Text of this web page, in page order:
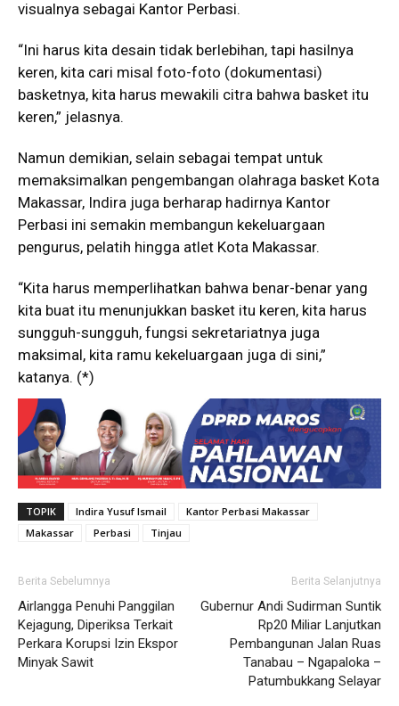
visualnya sebagai Kantor Perbasi.
“Ini harus kita desain tidak berlebihan, tapi hasilnya
keren, kita cari misal foto-foto (dokumentasi)
basketnya, kita harus mewakili citra bahwa basket itu
keren,” jelasnya.
Namun demikian, selain sebagai tempat untuk
memaksimalkan pengembangan olahraga basket Kota
Makassar, Indira juga berharap hadirnya Kantor
Perbasi ini semakin membangun kekeluargaan
pengurus, pelatih hingga atlet Kota Makassar.
“Kita harus memperlihatkan bahwa benar-benar yang
kita buat itu menunjukkan basket itu keren, kita harus
sungguh-sungguh, fungsi sekretariatnya juga
maksimal, kita ramu kekeluargaan juga di sini,”
katanya. (*)
TOPIK Indira Yusuf Ismail
Kantor Perbasi Makassar
Makassar
Perbasi Tinjau
Berita Sebelumnya
Airlangga Penuhi Panggilan
Kejagung, Diperiksa Terkait
Perkara Korupsi Izin Ekspor
Minyak Sawit
Berita Selanjutnya
Gubernur Andi Sudirman Suntik
Rp20 Miliar Lanjutkan
Pembangunan Jalan Ruas
Tanabau – Ngapaloka –
Patumbukkang Selayar